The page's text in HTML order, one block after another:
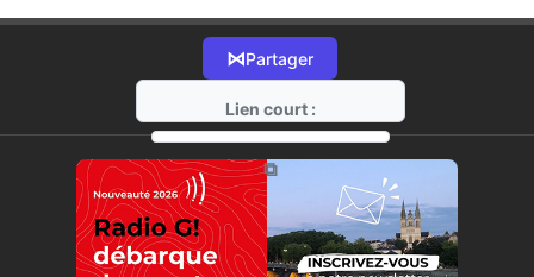
⋈Partager
Lien court :
https://radio-g.fr?18017
⧉